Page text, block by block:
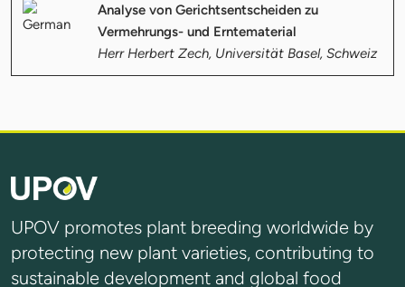
Analyse von Gerichtsentscheiden zu
Vermehrungs- und Erntematerial
Herr Herbert Zech, Universität Basel, Schweiz
UPOV promotes plant breeding worldwide by
protecting new plant varieties, contributing to
sustainable development and global food